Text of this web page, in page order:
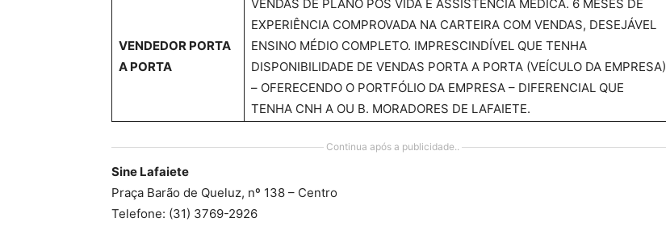
VENDEDOR PORTA
A PORTA
EXPERIÊNCIA COMPROVADA NA CARTEIRA COM VENDAS, DESEJÁVEL
ENSINO MÉDIO COMPLETO. IMPRESCINDÍVEL QUE TENHA
DISPONIBILIDADE DE VENDAS PORTA A PORTA (VEÍCULO DA EMPRESA)
– OFERECENDO O PORTFÓLIO DA EMPRESA – DIFERENCIAL QUE
TENHA CNH A OU B. MORADORES DE LAFAIETE.
Continua após a publicidade..
Sine Lafaiete
Praça Barão de Queluz, nº 138 – Centro
Telefone: (31) 3769-2926